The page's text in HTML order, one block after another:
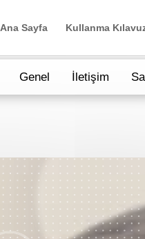
Ana Sayfa Kullanma
Genel İletişim